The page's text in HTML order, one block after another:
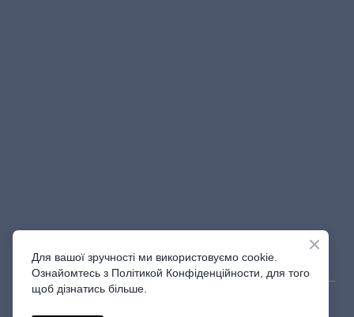
© Created by Shine_Studio | 2023
Для вашої зручності ми використовуємо cookie.
Ознайомтесь з Політикой Конфіденційности, для того
щоб дізнатись більше.